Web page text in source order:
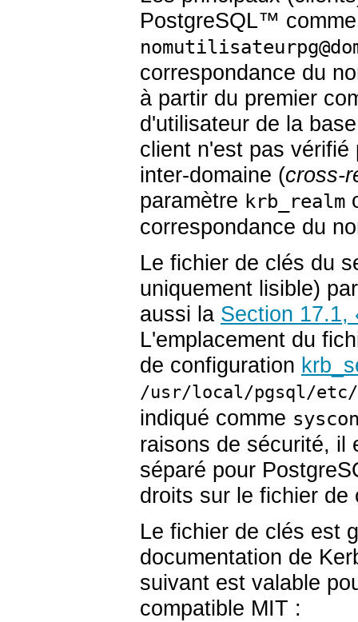
PostgreSQL™ comme
correspondance du
à partir du premier
d'utilisateur de la
client n'est pas
inter-domaine (cross-
paramètre krb_realm
correspondance du
Le fichier de clés du
uniquement lisible)
aussi la Section
L'emplacement du
de configuration
/usr/local/pgsql/etc/
indiqué comme
raisons de sécurité, il
séparé pour
droits sur le fichier de
Le fichier de clés est
documentation de
suivant est valable
compatible MIT :